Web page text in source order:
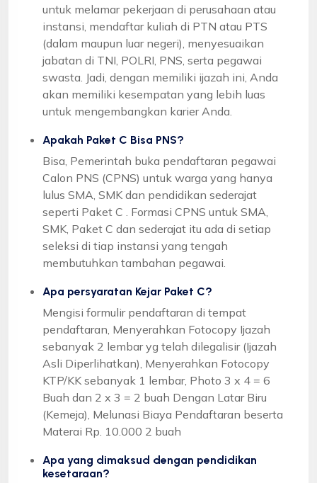
untuk melamar pekerjaan di perusahaan atau
instansi, mendaftar kuliah di PTN atau PTS
(dalam maupun luar negeri), menyesuaikan
jabatan di TNI, POLRI, PNS, serta pegawai
swasta. Jadi, dengan memiliki ijazah ini, Anda
akan memiliki kesempatan yang lebih luas
untuk mengembangkan karier Anda.
Apakah Paket C Bisa PNS?
Bisa, Pemerintah buka pendaftaran pegawai
Calon PNS (CPNS) untuk warga yang hanya
lulus SMA, SMK dan pendidikan sederajat
seperti Paket C . Formasi CPNS untuk SMA,
SMK, Paket C dan sederajat itu ada di setiap
seleksi di tiap instansi yang tengah
membutuhkan tambahan pegawai.
Apa persyaratan Kejar Paket C?
Mengisi formulir pendaftaran di tempat
pendaftaran, Menyerahkan Fotocopy Ijazah
sebanyak 2 lembar yg telah dilegalisir (Ijazah
Asli Diperlihatkan), Menyerahkan Fotocopy
KTP/KK sebanyak 1 lembar, Photo 3 x 4 = 6
Buah dan 2 x 3 = 2 buah Dengan Latar Biru
(Kemeja), Melunasi Biaya Pendaftaran beserta
Materai Rp. 10.000 2 buah
Apa yang dimaksud dengan pendidikan
kesetaraan?